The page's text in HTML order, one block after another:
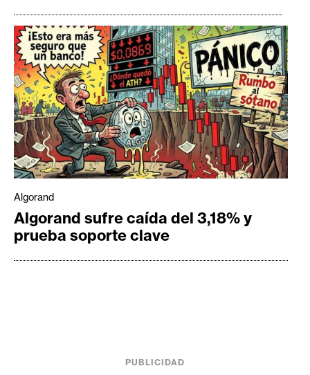
Algorand
Algorand sufre caída del 3,18% y
prueba soporte clave
PUBLICIDAD